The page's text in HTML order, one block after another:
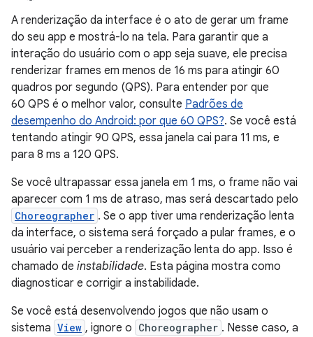
A renderização da interface é o ato de gerar um frame
do seu app e mostrá-lo na tela. Para garantir que a
interação do usuário com o app seja suave, ele precisa
renderizar frames em menos de 16 ms para atingir 60
quadros por segundo (QPS). Para entender por que
60 QPS é o melhor valor, consulte Padrões de
desempenho do Android: por que 60 QPS?. Se você está
tentando atingir 90 QPS, essa janela cai para 11 ms, e
para 8 ms a 120 QPS.
Se você ultrapassar essa janela em 1 ms, o frame não vai
aparecer com 1 ms de atraso, mas será descartado pelo
Choreographer . Se o app tiver uma renderização lenta
da interface, o sistema será forçado a pular frames, e o
usuário vai perceber a renderização lenta do app. Isso é
chamado de instabilidade. Esta página mostra como
diagnosticar e corrigir a instabilidade.
Se você está desenvolvendo jogos que não usam o
sistema View , ignore o Choreographer . Nesse caso, a